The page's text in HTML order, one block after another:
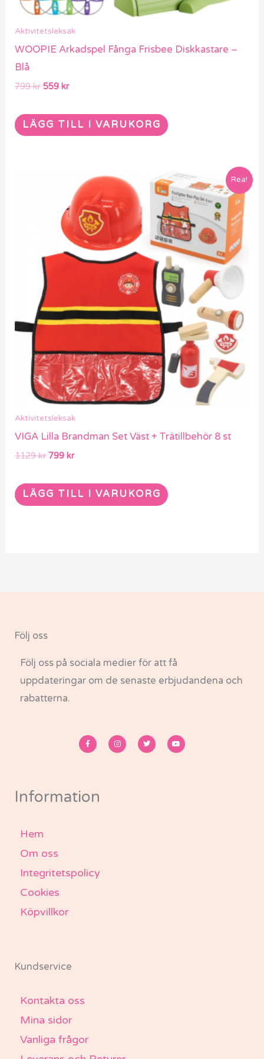
Aktivitetsleksak
WOOPIE Arkadspel Fånga Frisbee Diskkastare –
Blå
799kr 559kr
LÄGG TILL I VARUKORG
Rea!
Aktivitetsleksak
VIGA Lilla Brandman Set Väst + Trätillbehör 8 st
1129kr
ursprungliga
1129 kr.
799kr
nuvarande
priset
är:
799 kr.
LÄGG TILL I VARUKORG
Följ oss
Följ oss på sociala medier för att få
uppdateringar om de senaste erbjudandena och
rabatterna.
a
c
e
f
n
s
t
w
i
t
o
u
t
Information
Hem
Om oss
Integritetspolicy
Cookies
Köpvillkor
Kundservice
Kontakta oss
Mina sidor
Vanliga frågor